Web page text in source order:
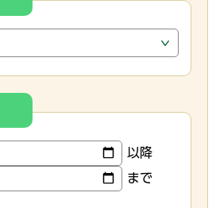
以降
まで